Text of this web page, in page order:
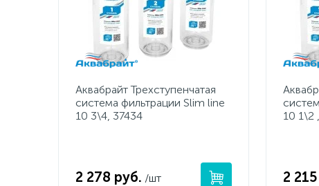
Аквабрайт Трехступенчатая
система фильтрации Slim line
10 3\4, 37434
2 278 руб. /шт
10 1\2
2